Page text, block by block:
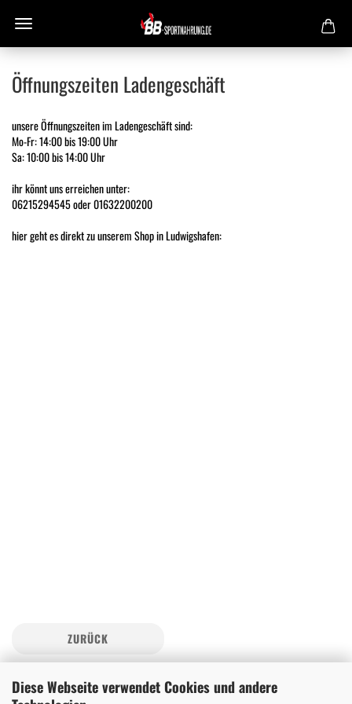
Diese Webseite verwendet Cookies und andere
Öffnungszeiten Ladengeschäft
unsere Öffnungszeiten im Ladengeschäft sind:
Mo-Fr: 14:00 bis 19:00 Uhr
Sa: 10:00 bis 14:00 Uhr
ihr könnt uns erreichen unter:
06215294545 oder 01632200200
hier geht es direkt zu unserem Shop in Ludwigshafen:
ZURÜCK